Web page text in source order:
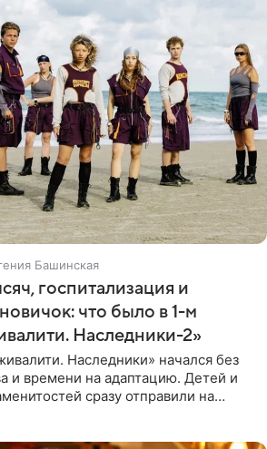
Башинская
госпитализация и
что было в 1-м
Наследники-2»
Наследники» начался без
и времени на адаптацию. Детей и
сразу отправили на